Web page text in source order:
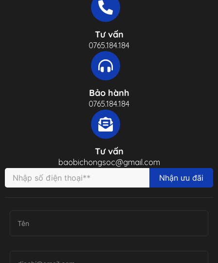
Tư vấn
0765.184.184
Bảo hành
0765.184.184
Tư vấn
baobichongsoc@gmail.com
Nhận ưu đãi